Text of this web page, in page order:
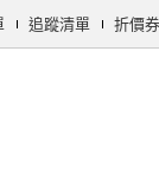
追蹤清單 折價券